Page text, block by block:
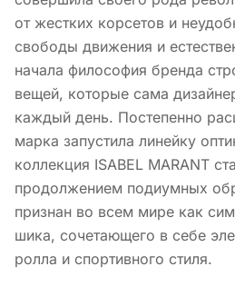
от жестких корсетов и
свободы движения и
начала философия бренда
вещей, которые сама
каждый день. Постепенно
марка запустила линейку
коллекция ISABEL MARANT
продолжением подиумных
признан во всем мире как
шика, сочетающего в себе
ролла и спортивного стиля.